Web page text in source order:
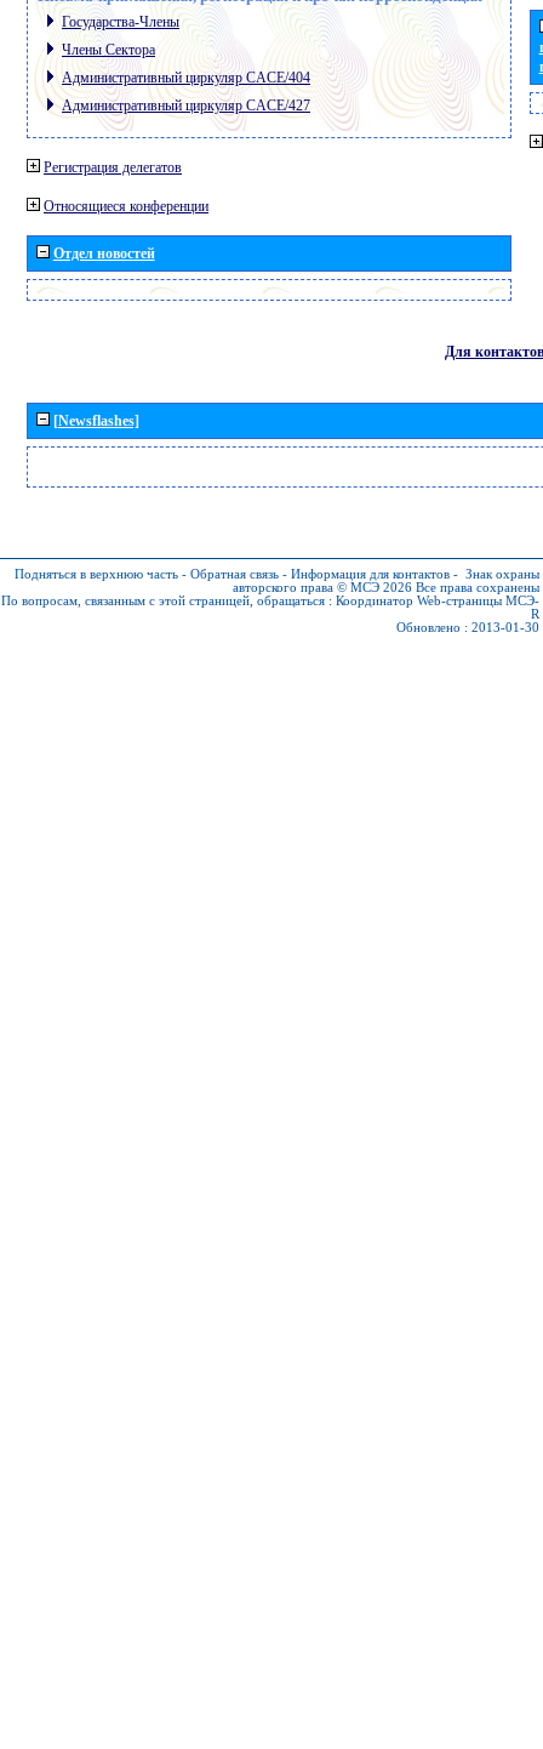
Государства-Члены
Члены Сектора
Административный циркуляр CACE/404
Административный циркуляр CACE/427
Регистрация делегатов
Относящиеся конференции
Отдел новостей
Для контактов
[Newsflashes]
Подняться в верхнюю часть - Обратная связь - Информация для контактов - Знак охраны
авторского права © МСЭ 2026 Все права сохранены
По вопросам, связанным с этой страницей, обращаться : Координатор Web-страницы МСЭ-
R
Обновлено : 2013-01-30